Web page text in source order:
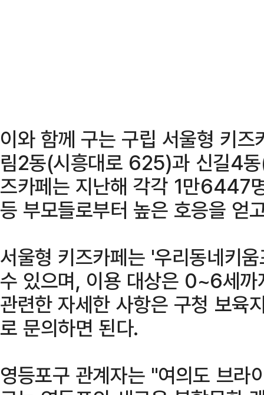
이와 함께 구는 구립 서울형 키
림2동(시흥대로 625)과 신길4
즈카페는 지난해 각각 1만6447
등 부모들로부터 높은 호응을 얻
서울형 키즈카페는 '우리동네키
수 있으며, 이용 대상은 0~6세
관련한 자세한 사항은 구청
로 문의하면 된다.
영등포구 관계자는 "여의도 브라